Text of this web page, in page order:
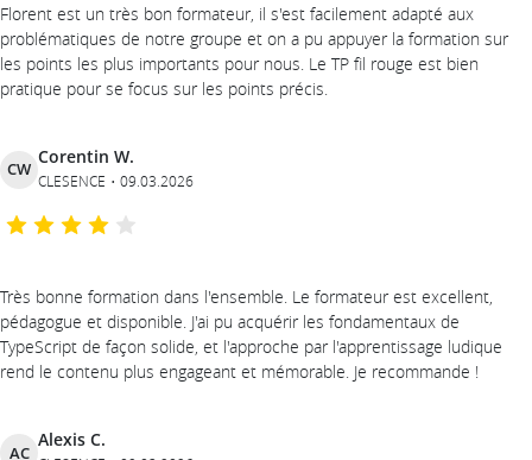
Florent est un très bon formateur, il s'est facilement adapté aux
problématiques de notre groupe et on a pu appuyer la formation sur
les points les plus importants pour nous. Le TP fil rouge est bien
pratique pour se focus sur les points précis.
CW
Corentin W.
CLESENCE 09.03.2026
Très bonne formation dans l'ensemble. Le formateur est excellent,
pédagogue et disponible. J'ai pu acquérir les fondamentaux de
TypeScript de façon solide, et l'approche par l'apprentissage ludique
rend le contenu plus engageant et mémorable. Je recommande !
AC
Alexis C.